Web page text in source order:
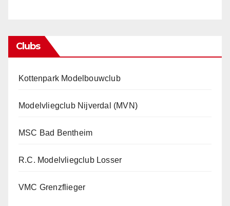
Clubs
Kottenpark Modelbouwclub
Modelvliegclub Nijverdal (MVN)
MSC Bad Bentheim
R.C. Modelvliegclub Losser
VMC Grenzflieger